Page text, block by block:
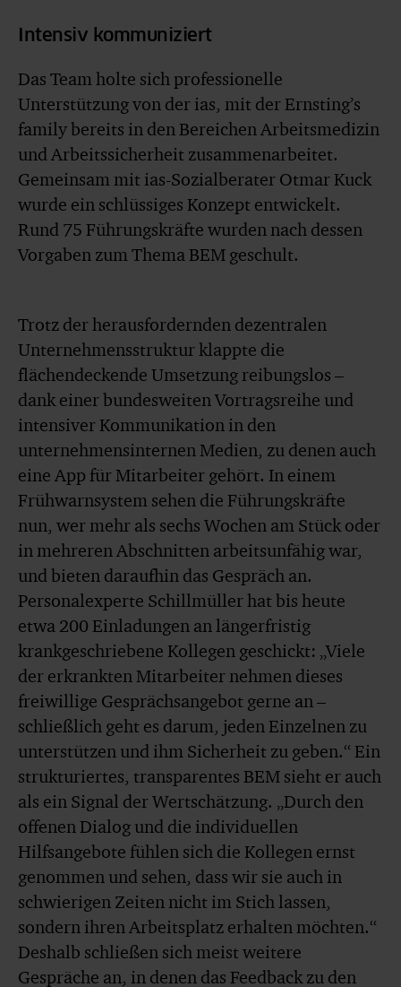
Intensiv kommuniziert
Das Team holte sich professionelle
Unterstützung von der ias, mit der Ernsting’s
family bereits in den Bereichen Arbeitsmedizin
und Arbeitssicherheit zusammenarbeitet.
Gemeinsam mit ias-Sozialberater Otmar Kuck
wurde ein schlüssiges Konzept entwickelt.
Rund 75 Führungskräfte wurden nach dessen
Vorgaben zum Thema BEM geschult.
Trotz der herausfordernden dezentralen
Unternehmensstruktur klappte die
flächendeckende Umsetzung reibungslos –
dank einer bundesweiten Vortragsreihe und
intensiver Kommunikation in den
unternehmensinternen Medien, zu denen auch
eine App für Mitarbeiter gehört. In einem
Frühwarnsystem sehen die Führungskräfte
nun, wer mehr als sechs Wochen am Stück oder
in mehreren Abschnitten arbeitsunfähig war,
und bieten daraufhin das Gespräch an.
Personalexperte Schillmüller hat bis heute
etwa 200 Einladungen an längerfristig
krankgeschriebene Kollegen geschickt: „Viele
der erkrankten Mitarbeiter nehmen dieses
freiwillige Gesprächsangebot gerne an –
schließlich geht es darum, jeden Einzelnen zu
unterstützen und ihm Sicherheit zu geben.“ Ein
strukturiertes, transparentes BEM sieht er auch
als ein Signal der Wertschätzung. „Durch den
offenen Dialog und die individuellen
Hilfsangebote fühlen sich die Kollegen ernst
genommen und sehen, dass wir sie auch in
schwierigen Zeiten nicht im Stich lassen,
sondern ihren Arbeitsplatz erhalten möchten.“
Deshalb schließen sich meist weitere
Gespräche an, in denen das Feedback zu den